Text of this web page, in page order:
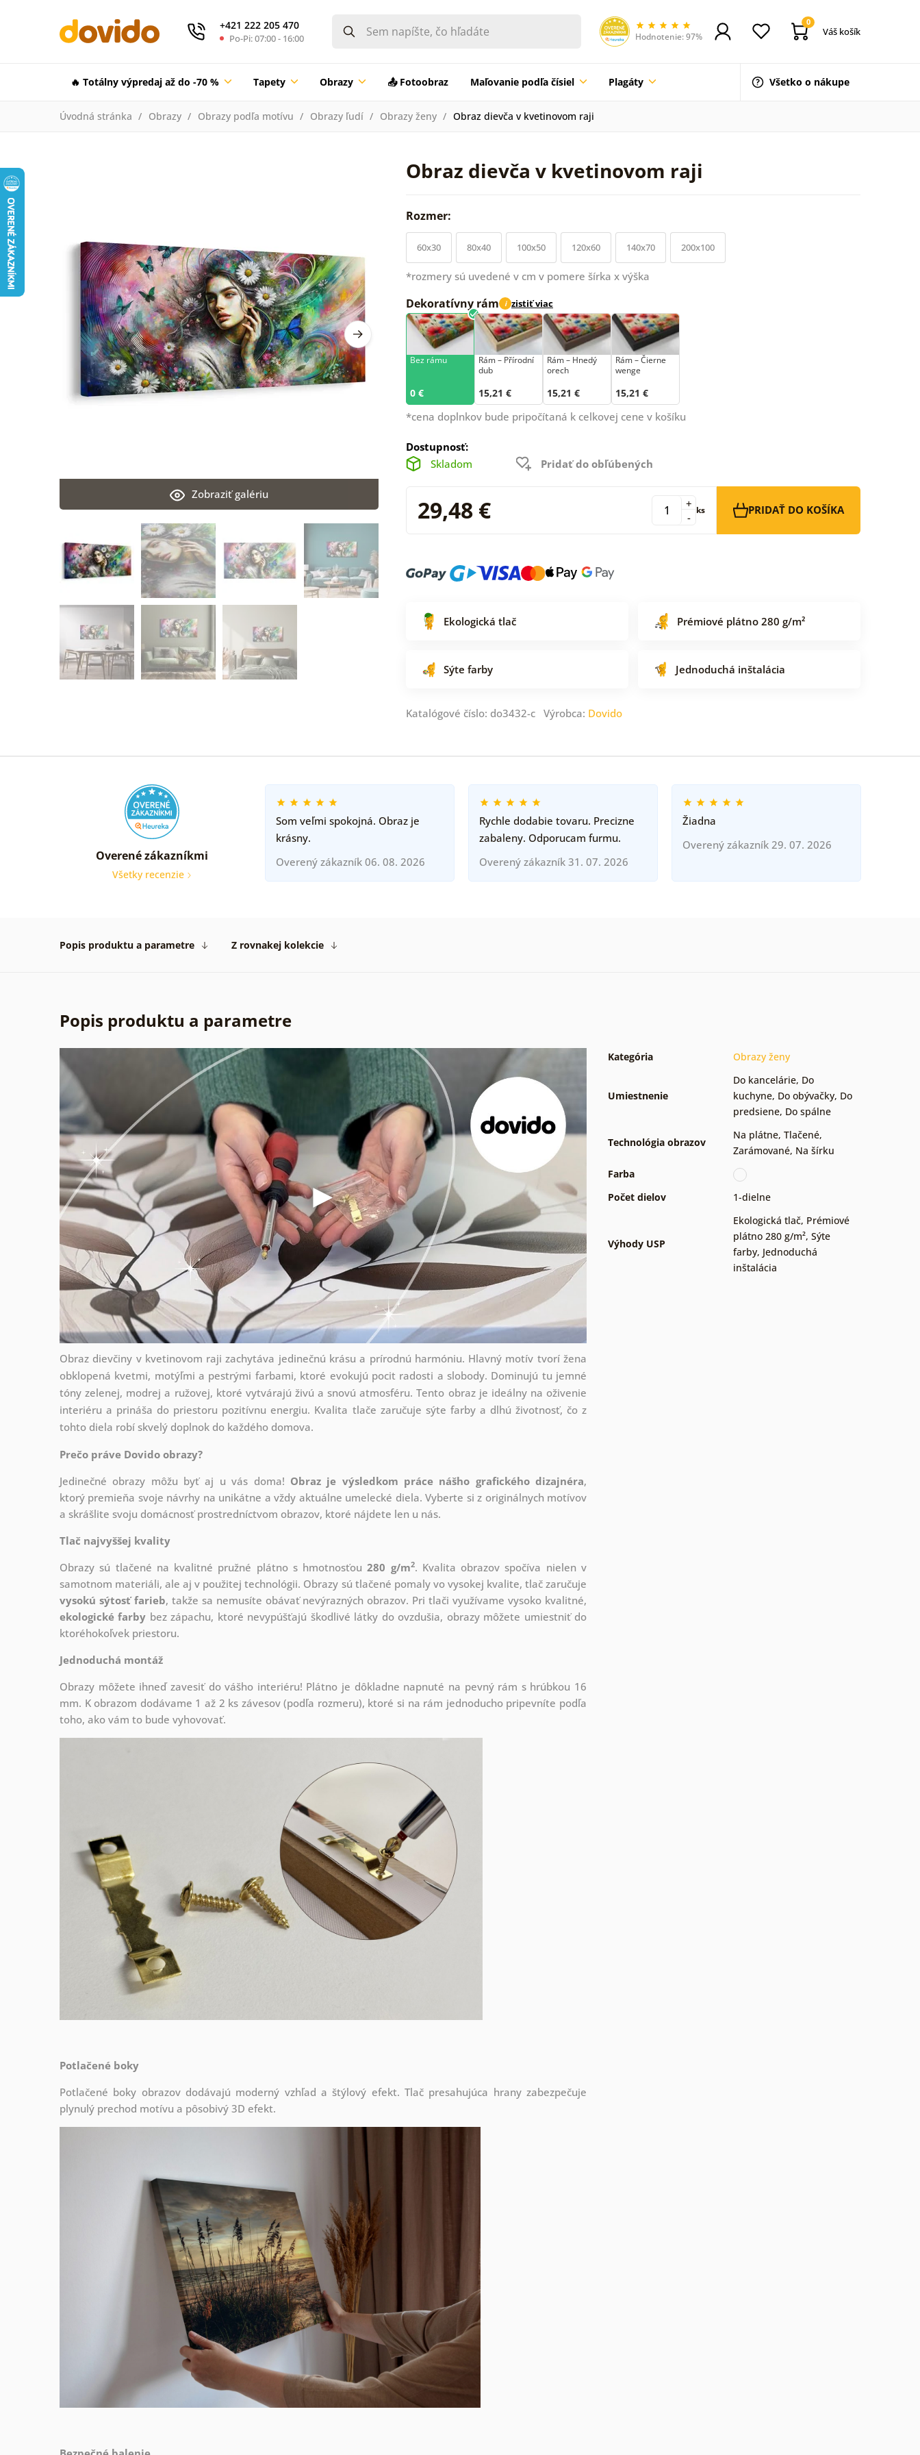
+421 222 205 470
Po-Pi: 07:00 - 16:00 Hodnotenie: 97%
0
Váš košík
🔥 Totálny výpredaj až do -70 % Tapety Obrazy 📤 Fotoobraz Maľovanie podľa čísiel Plagáty Všetko o nákupe
Úvodná stránka Obrazy Obrazy podľa motívu Obrazy ľudí Obrazy ženy Obraz dievča v kvetinovom raji
Obraz dievča v kvetinovom raji
Zobraziť galériu
Rozmer:
60x30 80x40 100x50 120x60 140x70 200x100
*rozmery sú uvedené v cm v pomere šírka x výška
Dekoratívny rám i zistiť viac
Bez rámu
0 €
Rám –⁠⁠⁠⁠⁠⁠ Přírodní
dub
15,21 €
Rám – Hnedý
orech
15,21 €
Rám – Čierne
wenge
15,21 €
*cena doplnkov bude pripočítaná k celkovej cene v košíku
Dostupnosť:
Skladom
Pridať do obľúbených
29,48 € -
+ ks PRIDAŤ DO KOŠÍKA
Ekologická tlač Prémiové plátno 280 g/m²
Sýte farby Jednoduchá inštalácia
Katalógové číslo: do3432-c Výrobca: Dovido
Overené zákazníkmi
Všetky recenzie
Som veľmi spokojná. Obraz je
krásny.
Overený zákazník 06. 08. 2026
Rychle dodabie tovaru. Precizne
zabaleny. Odporucam furmu.
Overený zákazník 31. 07. 2026
Žiadna
Overený zákazník 29. 07. 2026
Popis produktu a parametre Z rovnakej kolekcie
Popis produktu a parametre
Obraz dievčiny v kvetinovom raji zachytáva jedinečnú krásu a prírodnú harmóniu. Hlavný motív tvorí žena
obklopená kvetmi, motýľmi a pestrými farbami, ktoré evokujú pocit radosti a slobody. Dominujú tu jemné
tóny zelenej, modrej a ružovej, ktoré vytvárajú živú a snovú atmosféru. Tento obraz je ideálny na oživenie
interiéru a prináša do priestoru pozitívnu energiu. Kvalita tlače zaručuje sýte farby a dlhú životnosť, čo z
tohto diela robí skvelý doplnok do každého domova.
Prečo práve Dovido obrazy?
Jedinečné obrazy môžu byť aj u vás doma! Obraz je výsledkom práce nášho grafického dizajnéra,
ktorý premieňa svoje návrhy na unikátne a vždy aktuálne umelecké diela. Vyberte si z originálnych motívov
a skrášlite svoju domácnosť prostredníctvom obrazov, ktoré nájdete len u nás.
Tlač najvyššej kvality
Obrazy sú tlačené na kvalitné pružné plátno s hmotnosťou280 g/m2. Kvalita obrazov spočíva nielen v
samotnom materiáli, ale aj v použitej technológii. Obrazy sú tlačené pomaly vo vysokej kvalite, tlač zaručuje
vysokú sýtosť farieb, takže sa nemusíte obávať nevýrazných obrazov. Pri tlači využívame vysoko kvalitné,
ekologické farby bez zápachu, ktoré nevypúšťajú škodlivé látky do ovzdušia, obrazy môžete umiestniť do
ktoréhokoľvek priestoru.
Jednoduchá montáž
Obrazy môžete ihneď zavesiť do vášho interiéru! Plátno je dôkladne napnuté na pevný rám s hrúbkou 16
mm. K obrazom dodávame 1 až 2 ks závesov (podľa rozmeru), ktoré si na rám jednoducho pripevníte podľa
toho, ako vám to bude vyhovovať.
Potlačené boky
Potlačené boky obrazov dodávajú moderný vzhľad a štýlový efekt. Tlač presahujúca hrany zabezpečuje
plynulý prechod motívu a pôsobivý 3D efekt.
Kategória Obrazy ženy
Umiestnenie
Do kancelárie, Do
kuchyne, Do obývačky, Do
predsiene, Do spálne
Technológia obrazov
Na plátne, Tlačené,
Zarámované, Na šírku
Farba
Počet dielov
1-dielne
Výhody USP
Ekologická tlač, Prémiové
plátno 280 g/m², Sýte
farby, Jednoduchá
inštalácia